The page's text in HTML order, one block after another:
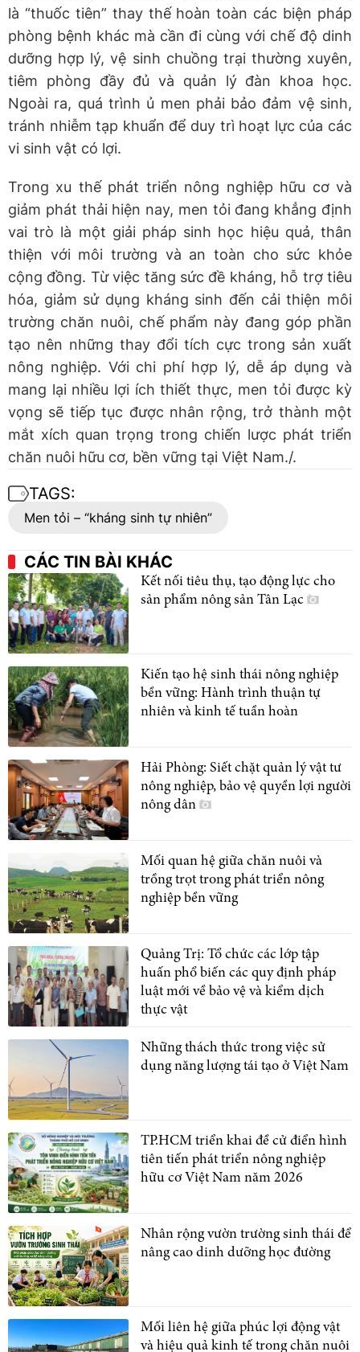
là “thuốc tiên” thay thế hoàn toàn các biện pháp
phòng bệnh khác mà cần đi cùng với chế độ dinh
dưỡng hợp lý, vệ sinh chuồng trại thường xuyên,
tiêm phòng đầy đủ và quản lý đàn khoa học.
Ngoài ra, quá trình ủ men phải bảo đảm vệ sinh,
tránh nhiễm tạp khuẩn để duy trì hoạt lực của các
vi sinh vật có lợi.
Trong xu thế phát triển nông nghiệp hữu cơ và
giảm phát thải hiện nay, men tỏi đang khẳng định
vai trò là một giải pháp sinh học hiệu quả, thân
thiện với môi trường và an toàn cho sức khỏe
cộng đồng. Từ việc tăng sức đề kháng, hỗ trợ tiêu
hóa, giảm sử dụng kháng sinh đến cải thiện môi
trường chăn nuôi, chế phẩm này đang góp phần
tạo nên những thay đổi tích cực trong sản xuất
nông nghiệp. Với chi phí hợp lý, dễ áp dụng và
mang lại nhiều lợi ích thiết thực, men tỏi được kỳ
vọng sẽ tiếp tục được nhân rộng, trở thành một
mắt xích quan trọng trong chiến lược phát triển
chăn nuôi hữu cơ, bền vững tại Việt Nam./.
TAGS:
Men tỏi – “kháng sinh tự nhiên”
CÁC TIN BÀI KHÁC
Kết nối tiêu thụ, tạo động lực cho
sản phẩm nông sản Tân Lạc
Kiến tạo hệ sinh thái nông nghiệp
bền vững: Hành trình thuận tự
nhiên và kinh tế tuần hoàn
Hải Phòng: Siết chặt quản lý vật tư
nông nghiệp, bảo vệ quyền lợi người
nông dân
Mối quan hệ giữa chăn nuôi và
trồng trọt trong phát triển nông
nghiệp bền vững
Quảng Trị: Tổ chức các lớp tập
huấn phổ biến các quy định pháp
luật mới về bảo vệ và kiểm dịch
thực vật
Những thách thức trong việc sử
dụng năng lượng tái tạo ở Việt Nam
TP.HCM triển khai đề cử điển hình
tiên tiến phát triển nông nghiệp
hữu cơ Việt Nam năm 2026
Nhân rộng vườn trường sinh thái để
nâng cao dinh dưỡng học đường
Mối liên hệ giữa phúc lợi động vật
và hiệu quả kinh tế trong chăn nuôi